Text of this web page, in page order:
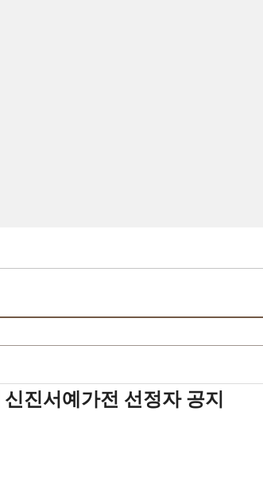
신진서예가전 선정자 공지